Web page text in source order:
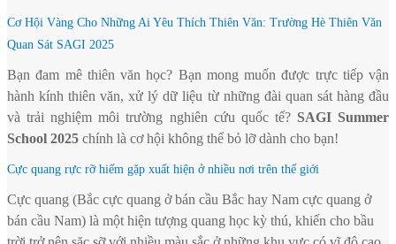
Cơ Hội Vàng Cho Những Ai Yêu Thích Thiên Văn: Trường Hè Thiên Văn
Quan Sát SAGI 2025
Bạn đam mê thiên văn học? Bạn mong muốn được trực tiếp vận
hành kính thiên văn, xử lý dữ liệu từ những đài quan sát hàng đầu
và trải nghiệm môi trường nghiên cứu quốc tế? SAGI Summer
School 2025 chính là cơ hội không thể bỏ lỡ dành cho bạn!
Cực quang rực rỡ hiếm gặp xuất hiện ở nhiều nơi trên thế giới
Cực quang (Bắc cực quang ở bán cầu Bắc hay Nam cực quang ở
bán cầu Nam) là một hiện tượng quang học kỳ thú, khiến cho bầu